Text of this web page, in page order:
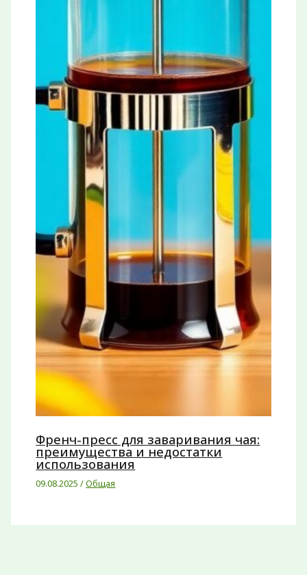
Френч-пресс для заваривания чая:
преимущества и недостатки
использования
09.08.2025/Общая